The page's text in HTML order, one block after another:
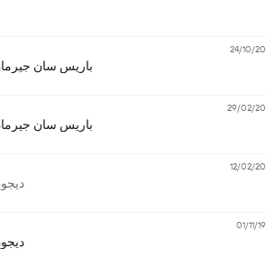
باريس سان
24/10/20
باريس سان
29/02/20
12/02/20
01/11/19